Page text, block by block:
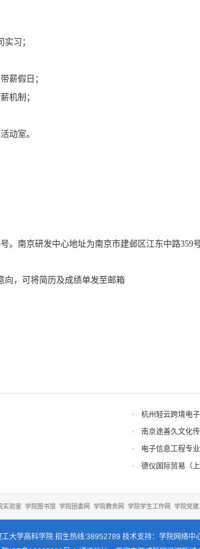
习；
薪假日；
机制；
动室。
。南京研发中心地址为南京市建邺区江东中路359
，可将简历及成绩单发至邮箱
杭州轻云跨境电
南京途善久文化
电子信息工程专
德仪国际贸易（
实验室 学院图书馆 学院团委网 学院教务网 学院学生工作网 学院党建
大学高科学院 招生热线:38952789 技术支持：学院网络中